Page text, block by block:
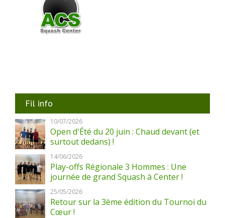
Fil info
10/07/2026
Open d'Été du 20 juin : Chaud devant (et
surtout dedans) !
14/06/2026
Play-offs Régionale 3 Hommes : Une
journée de grand Squash à Center !
25/05/2026
Retour sur la 3ème édition du Tournoi du
Cœur !